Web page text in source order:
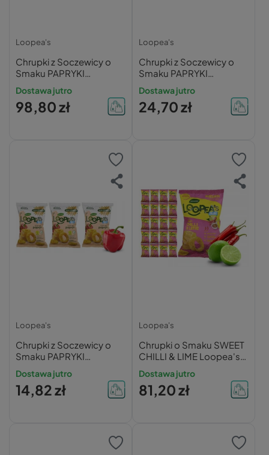
Loopea's
Chrupki z Soczewicy o
Smaku PAPRYKI
Loopea's 50g x20
Dostawa jutro
98,80 zł
Loopea's
Chrupki z Soczewicy o
Smaku PAPRYKI
Loopea's 50g x5
Dostawa jutro
24,70 zł
Loopea's
Chrupki z Soczewicy o
Smaku PAPRYKI
Loopea's 50g x3
Dostawa jutro
14,82 zł
Loopea's
Chrupki o Smaku SWEET
CHILLI & LIME Loopea's
50g x20
Dostawa jutro
81,20 zł